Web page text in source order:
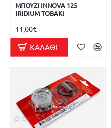
ΜΠΟΥΖΙ INNOVA 125
IRIDIUM TOBAKI
11,00€
ΚΑΛΆΘΙ